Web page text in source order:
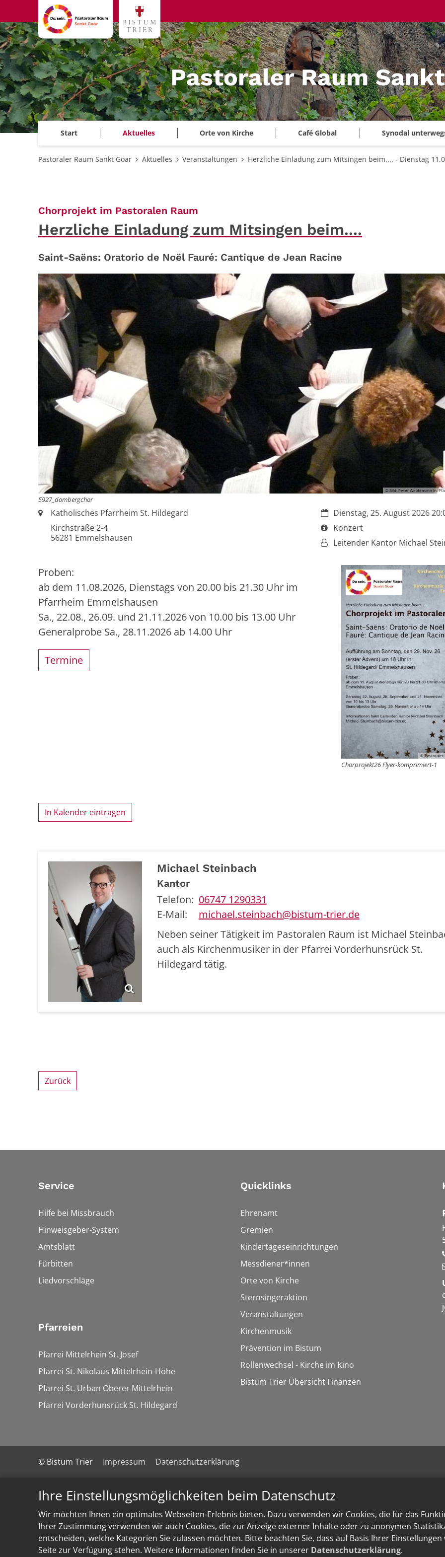
Ihre Einstellungsmöglichkeiten beim Datenschutz
Wir möchten Ihnen ein optimales Webseiten-Erlebnis bieten. Dazu verwenden wir Cookies, die für das
Ihrer Zustimmung verwenden wir auch Cookies, die zur Anzeige externer Inhalte oder zu anonymen
entscheiden, welche Kategorien Sie zulassen möchten. Bitte beachten Sie, dass auf Basis Ihrer
Seite zur Verfügung stehen. Weitere Informationen finden Sie in unserer Datenschutzerklärung.
Zum Inhalt springen
Pastoraler Raum
Start Aktuelles Orte von Kirche Café Global Synodal
Pastoraler Raum Sankt Goar Aktuelles Veranstaltungen Herzliche Einladung zum Mitsingen beim.... - Dienstag
Chorprojekt im Pastoralen Raum
Herzliche Einladung zum Mitsingen beim....
Saint-Saëns: Oratorio de Noël Fauré: Cantique de Jean Racine
© Bild: Peter Weidemann In:
5927_dombergchor
Datum:Dienstag, 25. August 2026
Art bzw. Nummer:
Konzert
Von:Leitender Kantor Michael
Ort:Katholisches Pfarrheim St. Hildegard
Kirchstraße 2-4
56281 Emmelshausen
© Pastoraler
Chorprojekt26 Flyer-komprimiert-1
Proben:
ab dem 11.08.2026, Dienstags von 20.00 bis 21.30 Uhr im
Pfarrheim Emmelshausen
Sa., 22.08., 26.09. und 21.11.2026 von 10.00 bis 13.00 Uhr
Generalprobe Sa., 28.11.2026 ab 14.00 Uhr
Termine
In Kalender eintragen
MichaelSteinbach
Kantor
Telefon: 06747 1290331
E-Mail:
michael.steinbach@bistum-trier.de
Neben seiner Tätigkeit im Pastoralen Raum ist Michael
auch als Kirchenmusiker in der Pfarrei Vorderhunsrück St.
Hildegard tätig.
Zurück
Service
Hilfe bei Missbrauch
Hinweisgeber-System
Amtsblatt
Fürbitten
Liedvorschläge
Pfarreien
Pfarrei Mittelrhein St. Josef
Pfarrei St. Nikolaus Mittelrhein-Höhe
Pfarrei St. Urban Oberer Mittelrhein
Pfarrei Vorderhunsrück St. Hildegard
Quicklinks
Ehrenamt
Gremien
Kindertageseinrichtungen
Messdiener*innen
Orte von Kirche
Sternsingeraktion
Veranstaltungen
Kirchenmusik
Prävention im Bistum
Rollenwechsel - Kirche im Kino
Bistum Trier Übersicht Finanzen
© Bistum Trier Impressum Datenschutzerklärung